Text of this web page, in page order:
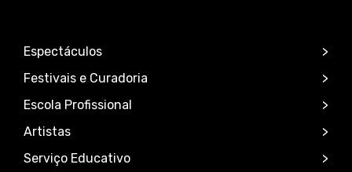
Espectáculos
Festivais e Curadoria
Escola Profissional
Artistas
Serviço Educativo